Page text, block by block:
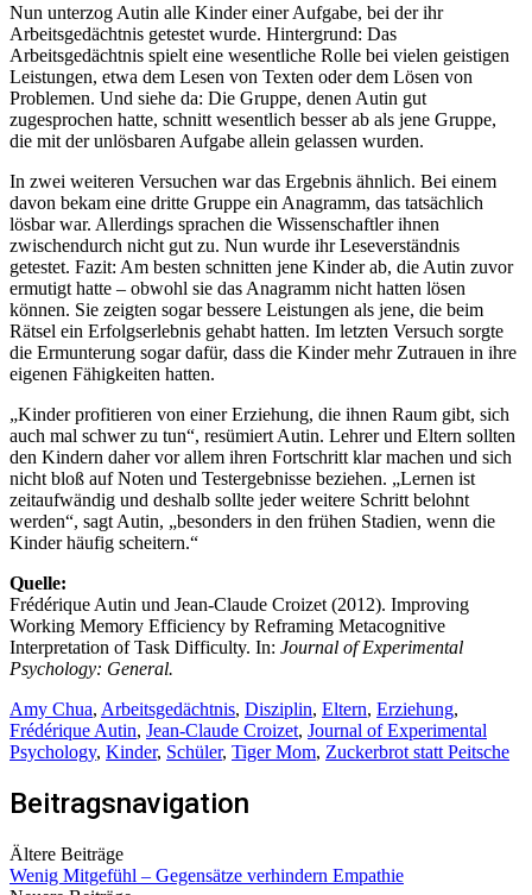
Nun unterzog Autin alle Kinder einer Aufgabe, bei der ihr
Arbeitsgedächtnis getestet wurde. Hintergrund: Das
Arbeitsgedächtnis spielt eine wesentliche Rolle bei vielen geistigen
Leistungen, etwa dem Lesen von Texten oder dem Lösen von
Problemen. Und siehe da: Die Gruppe, denen Autin gut
zugesprochen hatte, schnitt wesentlich besser ab als jene Gruppe,
die mit der unlösbaren Aufgabe allein gelassen wurden.
In zwei weiteren Versuchen war das Ergebnis ähnlich. Bei einem
davon bekam eine dritte Gruppe ein Anagramm, das tatsächlich
lösbar war. Allerdings sprachen die Wissenschaftler ihnen
zwischendurch nicht gut zu. Nun wurde ihr Leseverständnis
getestet. Fazit: Am besten schnitten jene Kinder ab, die Autin zuvor
ermutigt hatte – obwohl sie das Anagramm nicht hatten lösen
können. Sie zeigten sogar bessere Leistungen als jene, die beim
Rätsel ein Erfolgserlebnis gehabt hatten. Im letzten Versuch sorgte
die Ermunterung sogar dafür, dass die Kinder mehr Zutrauen in ihre
eigenen Fähigkeiten hatten.
„Kinder profitieren von einer Erziehung, die ihnen Raum gibt, sich
auch mal schwer zu tun“, resümiert Autin. Lehrer und Eltern sollten
den Kindern daher vor allem ihren Fortschritt klar machen und sich
nicht bloß auf Noten und Testergebnisse beziehen. „Lernen ist
zeitaufwändig und deshalb sollte jeder weitere Schritt belohnt
werden“, sagt Autin, „besonders in den frühen Stadien, wenn die
Kinder häufig scheitern.“
Quelle:
Frédérique Autin und Jean-Claude Croizet (2012). Improving
Working Memory Efficiency by Reframing Metacognitive
Interpretation of Task Difficulty. In: Journal of Experimental
Psychology: General.
Amy Chua, Arbeitsgedächtnis, Disziplin, Eltern, Erziehung,
Frédérique Autin, Jean-Claude Croizet, Journal of Experimental
Psychology, Kinder, Schüler, Tiger Mom, Zuckerbrot statt Peitsche
Beitragsnavigation
Ältere Beiträge
Wenig Mitgefühl – Gegensätze verhindern Empathie